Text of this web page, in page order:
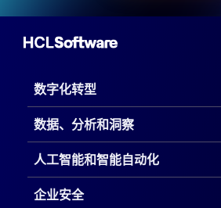
数字化转型
数据、分析和洞察
人工智能和智能自动化
企业安全